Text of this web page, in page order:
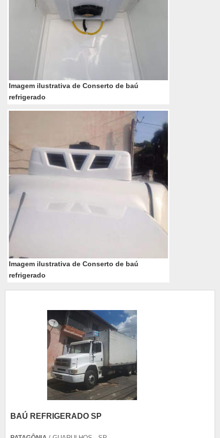
Imagem ilustrativa de Conserto de baú
refrigerado
Imagem ilustrativa de Conserto de baú
refrigerado
BAÚ REFRIGERADO SP